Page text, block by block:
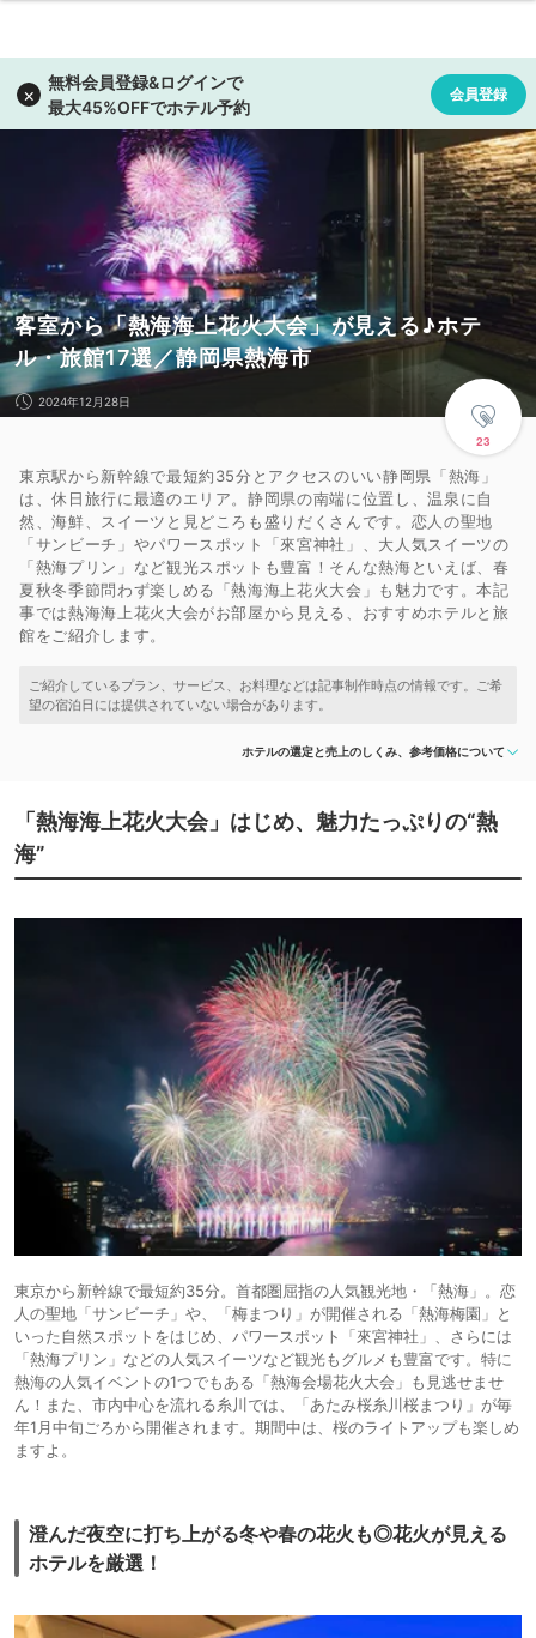
客室から「熱海海上花火大会」が見える♪ホテ
ル・旅館17選／静岡県熱海市
23
2024年12月28日
東京駅から新幹線で最短約35分とアクセスのいい静岡県「熱海」
は、休日旅行に最適のエリア。静岡県の南端に位置し、温泉に自
然、海鮮、スイーツと見どころも盛りだくさんです。恋人の聖地
「サンビーチ」やパワースポット「來宮神社」、大人気スイーツの
「熱海プリン」など観光スポットも豊富！そんな熱海といえば、春
夏秋冬季節問わず楽しめる「熱海海上花火大会」も魅力です。本記
事では熱海海上花火大会がお部屋から見える、おすすめホテルと旅
館をご紹介します。
ホテルの選定と売上のしくみ、参考価格について
「熱海海上花火大会」はじめ、魅力たっぷりの“熱
海”
東京から新幹線で最短約35分。首都圏屈指の人気観光地・「熱海」。恋
人の聖地「サンビーチ」や、「梅まつり」が開催される「熱海梅園」と
いった自然スポットをはじめ、パワースポット「來宮神社」、さらには
「熱海プリン」などの人気スイーツなど観光もグルメも豊富です。特に
熱海の人気イベントの1つでもある「熱海会場花火大会」も見逃せませ
ん！また、市内中心を流れる糸川では、「あたみ桜糸川桜まつり」が毎
年1月中旬ごろから開催されます。期間中は、桜のライトアップも楽しめ
ますよ。
澄んだ夜空に打ち上がる冬や春の花火も◎花火が見える
ホテルを厳選！